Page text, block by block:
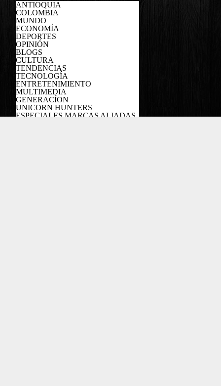
ANTIOQUIA
COLOMBIA
MUNDO
ECONOMÍA
DEPORTES
OPINIÓN
BLOGS
CULTURA
TENDENCIAS
TECNOLOGÍA
ENTRETENIMIENTO
MULTIMEDIA
GENERACÍON
UNICORN HUNTERS
ESPECIALES MARCAS ALIADAS